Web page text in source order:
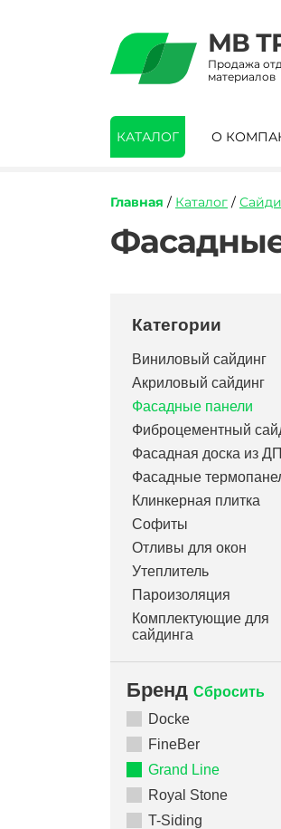
МВ
Продажа
материалов
КАТАЛОГ О
Главная / Каталог /
Категории
Виниловый сайдинг
Акриловый сайдинг
Фасадные панели
Фиброцементный
Фасадная доска из
Фасадные
Клинкерная плитка
Софиты
Отливы для окон
Утеплитель
Пароизоляция
Комплектующие для
сайдинга
Бренд Сбросить
Docke
FineBer
Grand Line
Royal Stone
T-Siding